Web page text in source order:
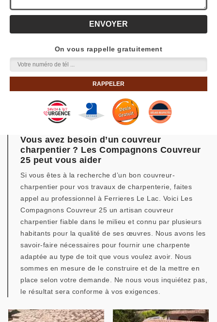
On vous rappelle gratuitement
Vous avez besoin d’un couvreur
charpentier ? Les Compagnons Couvreur
25 peut vous aider
Si vous êtes à la recherche d’un bon couvreur-
charpentier pour vos travaux de charpenterie, faites
appel au professionnel à Ferrieres Le Lac. Voici Les
Compagnons Couvreur 25 un artisan couvreur
charpentier fiable dans le milieu et connu par plusieurs
habitants pour la qualité de ses œuvres. Nous avons les
savoir-faire nécessaires pour fournir une charpente
adaptée au type de toit que vous voulez avoir. Nous
sommes en mesure de le construire et de la mettre en
place selon votre demande. Ne nous vous inquiétez pas,
le résultat sera conforme à vos exigences.